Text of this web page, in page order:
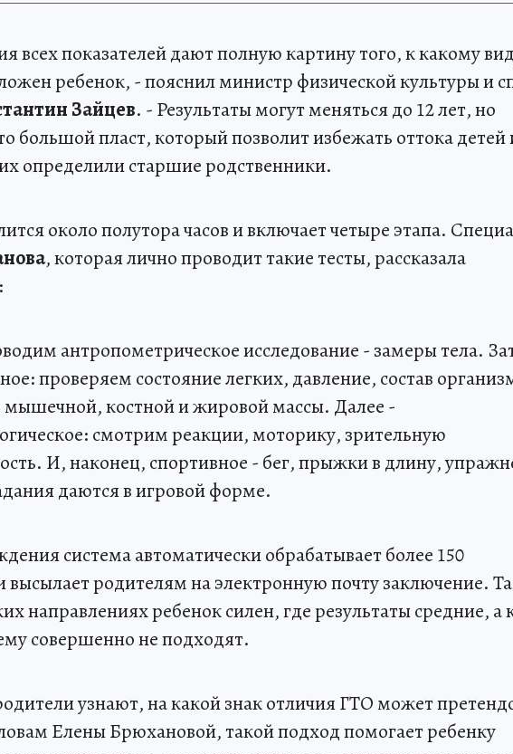
всех показателей дают полную картину того, к какому
ребенок, - пояснил министр физической культуры и
Зайцев. - Результаты могут меняться до 12 лет, но
большой пласт, который позволит избежать оттока детей
определили старшие родственники.
около полутора часов и включает четыре этапа.
, которая лично проводит такие тесты, рассказала
антропометрическое исследование - замеры тела.
проверяем состояние легких, давление, состав
костной и жировой массы. Далее -
смотрим реакции, моторику, зрительную
И, наконец, спортивное - бег, прыжки в длину,
даются в игровой форме.
система автоматически обрабатывает более 150
высылает родителям на электронную почту заключение.
направлениях ребенок силен, где результаты средние, а
совершенно не подходят.
узнают, на какой знак отличия ГТО может
Елены Брюхановой, такой подход помогает ребенку